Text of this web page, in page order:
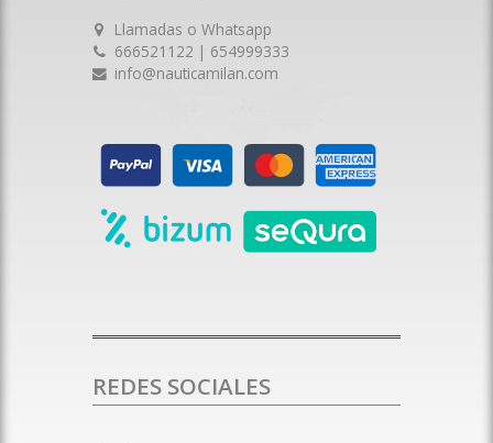
Llamadas o Whatsapp
666521122 | 654999333
info@nauticamilan.com
REDES SOCIALES